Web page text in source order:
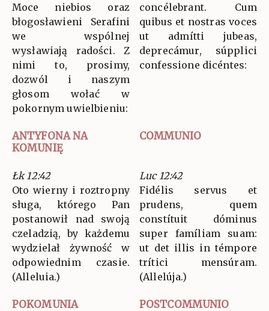
Moce niebios oraz
błogosławieni Serafini
we wspólnej
wysławiają radości. Z
nimi to, prosimy,
dozwól i naszym
głosom wołać w
pokornym uwielbieniu:
concélebrant. Cum
quibus et nostras voces
ut admítti jubeas,
deprecámur, súpplici
confessione dicéntes:
ANTYFONA NA
KOMUNIĘ
COMMUNIO
Łk 12:42
Oto wierny i roztropny
sługa, którego Pan
postanowił nad swoją
czeladzią, by każdemu
wydzielał żywność w
odpowiednim czasie.
(Alleluia.)
Luc 12:42
Fidélis servus et
prudens, quem
constítuit dóminus
super famíliam suam:
ut det illis in témpore
trítici mensúram.
(Allelúja.)
POKOMUNIA POSTCOMMUNIO